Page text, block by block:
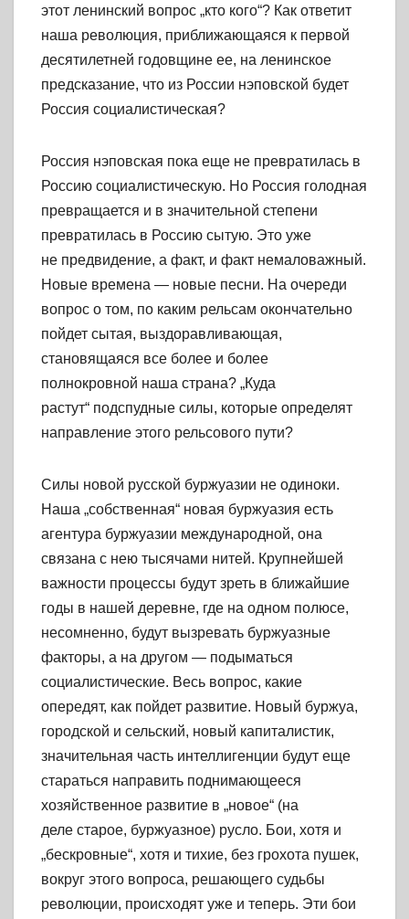
этот ленинский вопрос „кто кого“? Как ответит
наша революция, приближающаяся к первой
десятилетней годовщине ее, на ленинское
предсказание, что из России нэповской будет
Россия социалистическая?
Россия нэповская пока еще не превратилась в
Россию социалистическую. Но Россия голодная
превращается и в значительной степени
превратилась в Россию сытую. Это уже
не предвидение, а факт, и факт немаловажный.
Новые времена — новые песни. На очереди
вопрос о том, по каким рельсам окончательно
пойдет сытая, выздоравливающая,
становящаяся все более и более
полнокровной наша страна? „Куда
растут“ подспудные силы, которые определят
направление этого рельсового пути?
Силы новой русской буржуазии не одиноки.
Наша „собственная“ новая буржуазия есть
агентура буржуазии международной, она
связана с нею тысячами нитей. Крупнейшей
важности процессы будут зреть в ближайшие
годы в нашей деревне, где на одном полюсе,
несомненно, будут вызревать буржуазные
факторы, а на другом — подыматься
социалистические. Весь вопрос, какие
опередят, как пойдет развитие. Новый буржуа,
городской и сельский, новый капиталистик,
значительная часть интеллигенции будут еще
стараться направить поднимающееся
хозяйственное развитие в „новое“ (на
деле старое, буржуазное) русло. Бои, хотя и
„бескровные“, хотя и тихие, без грохота пушек,
вокруг этого вопроса, решающего судьбы
революции, происходят уже и теперь. Эти бои